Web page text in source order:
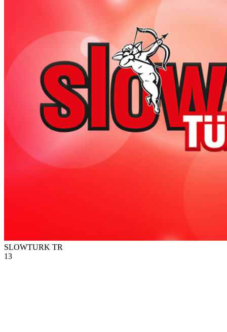
SLOWTURK TR
13